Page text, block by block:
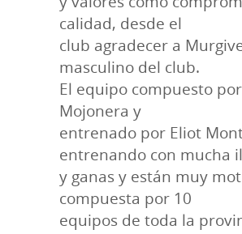
calidad, desde el
club agradecer a
masculino del club.
El equipo compuesto
Mojonera y
entrenado por Eliot
entrenando con mucha
y ganas y están muy
compuesta por 10
equipos de toda la